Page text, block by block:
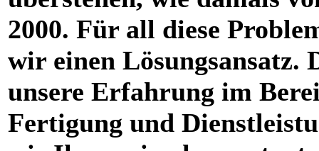
2000. Für all diese
wir einen Lösungsansatz.
unsere Erfahrung im
Fertigung und